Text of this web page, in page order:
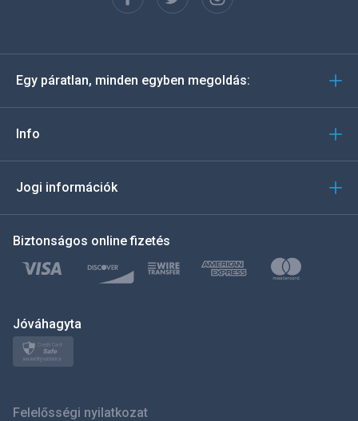
Español
Deutsch
Türkçe
Polski
Egy páratlan, minden egyben megoldás:
Info
Jogi információk
Biztonságos online fizetés
Jóváhagyta
Felelősségi nyilatkozat